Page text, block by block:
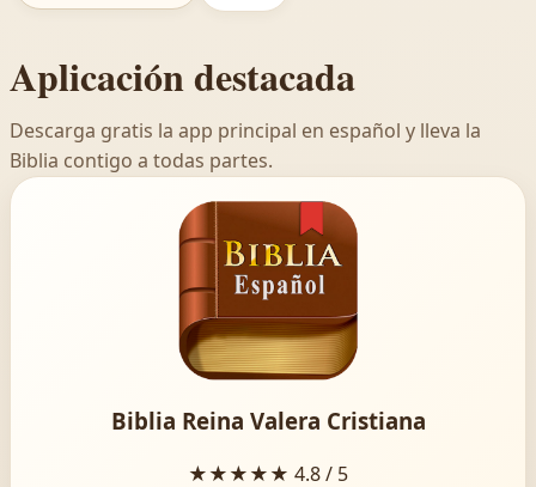
Aplicación destacada
Descarga gratis la app principal en español y lleva la
Biblia contigo a todas partes.
Biblia Reina Valera Cristiana
★★★★★ 4.8 / 5